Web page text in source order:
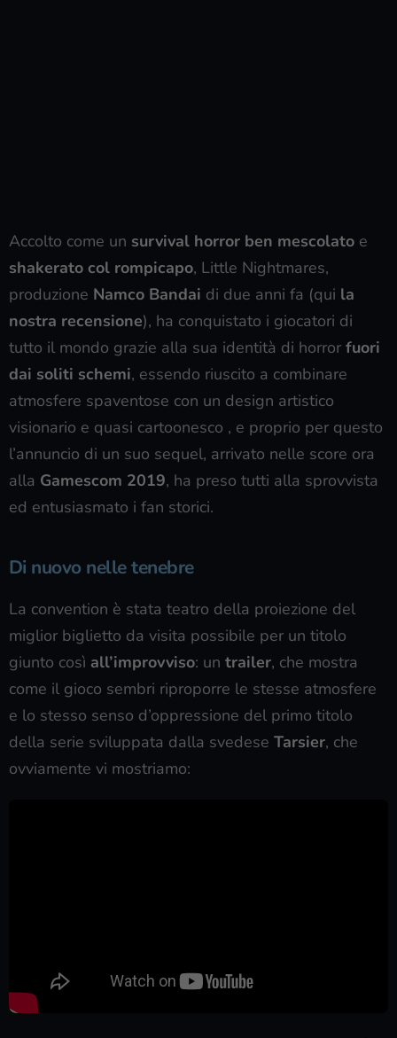
Accolto come un survival horror ben mescolato e
shakerato col rompicapo, Little Nightmares,
produzione Namco Bandai di due anni fa (qui la
nostra recensione), ha conquistato i giocatori di
tutto il mondo grazie alla sua identità di horror fuori
dai soliti schemi, essendo riuscito a combinare
atmosfere spaventose con un design artistico
visionario e quasi cartoonesco , e proprio per questo
l’annuncio di un suo sequel, arrivato nelle score ora
alla Gamescom 2019, ha preso tutti alla sprovvista
ed entusiasmato i fan storici.
Di nuovo nelle tenebre
La convention è stata teatro della proiezione del
miglior biglietto da visita possibile per un titolo
giunto così all’improvviso: un trailer, che mostra
come il gioco sembri riproporre le stesse atmosfere
e lo stesso senso d’oppressione del primo titolo
della serie sviluppata dalla svedese Tarsier, che
ovviamente vi mostriamo: